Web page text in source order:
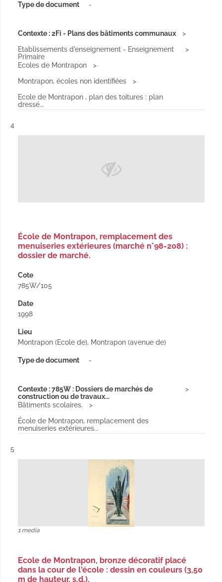
Type de document -
Contexte : 2Fi - Plans des bâtiments communaux
Etablissements d'enseignement - Enseignement
Primaire
Ecoles de Montrapon
Montrapon, écoles non identifiées
Ecole de Montrapon , plan des toitures : plan
dressé...
Résultat n°
4
École de Montrapon, remplacement des
menuiseries extérieures (marché n°98-208) :
dossier de marché.
Cote
785W/105
Date
1998
Lieu
Montrapon (Ecole de), Montrapon (avenue de)
Type de document -
Contexte : 785W : Dossiers de marchés de
construction ou de travaux...
Bâtiments scolaires.
École de Montrapon, remplacement des
menuiseries extérieures...
Résultat n°
5
1 media
Ecole de Montrapon, bronze décoratif placé
dans la cour de l'école : dessin en couleurs (3,50
m de hauteur, s.d.).